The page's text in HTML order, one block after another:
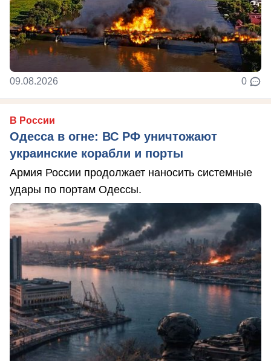
09.08.2026 0
В России
Одесса в огне: ВС РФ уничтожают
украинские корабли и порты
Армия России продолжает наносить системные
удары по портам Одессы.